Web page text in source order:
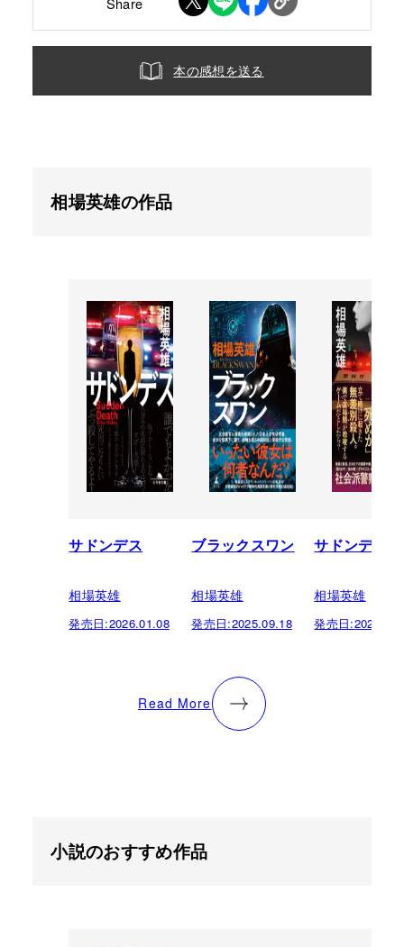
本の感想を送る
相場英雄の作品
サドンデス
相場英雄
発売日:2026.01.08
ブラックスワン
相場英雄
発売日:2025.09.18
サドンデス
相場英雄
発売日:
Read More
小説のおすすめ作品